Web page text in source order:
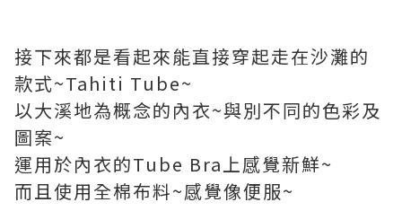
接下來都是看起來能直接穿起走在沙灘的
款式~Tahiti Tube~
以大溪地為概念的內衣~與別不同的色彩及
圖案~
運用於內衣的Tube Bra上感覺新鮮~
而且使用全棉布料~感覺像便服~